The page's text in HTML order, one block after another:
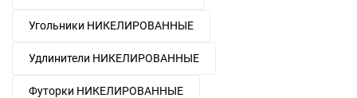
Угольники НИКЕЛИРОВАННЫЕ
Удлинители НИКЕЛИРОВАННЫЕ
Футорки НИКЕЛИРОВАННЫЕ